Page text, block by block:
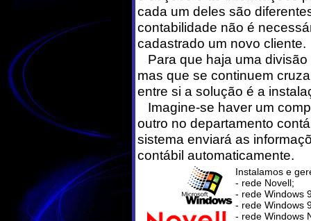
cada um deles são
contabilidade não é
cadastrado um novo cliente.
Para que haja uma
mas que se continuem
entre si a solução é a
Imagine-se haver um
outro no departamento
sistema enviará as
contábil automaticamente.
Instalamos e
- rede Novell;
- rede Windows
- rede Windows
- rede Windows